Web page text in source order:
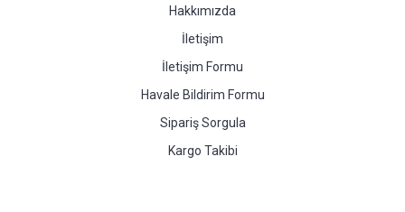
Hakkımızda
İletişim
İletişim Formu
Havale Bildirim Formu
Sipariş Sorgula
Kargo Takibi